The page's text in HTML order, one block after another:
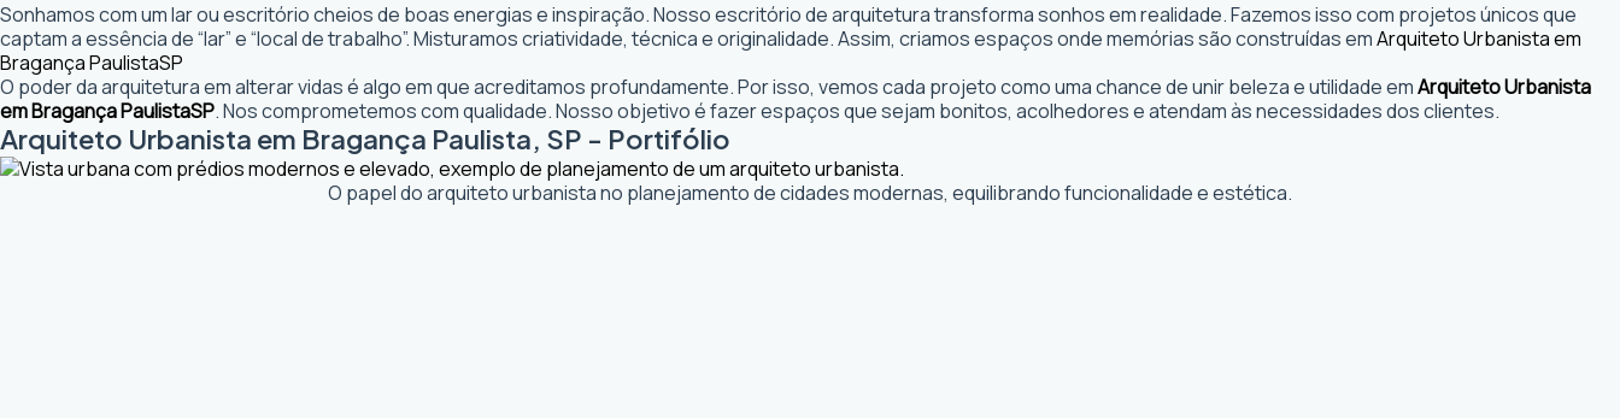
Sonhamos com um lar ou escritório cheios de boas energias e inspiração. Nosso escritório de arquitetura transforma sonhos em realidade. Fazemos isso com projetos únicos que
captam a essência de “lar” e “local de trabalho”. Misturamos criatividade, técnica e originalidade. Assim, criamos espaços onde memórias são construídas emArquiteto Urbanista em
Bragança PaulistaSP
O poder da arquitetura em alterar vidas é algo em que acreditamos profundamente. Por isso, vemos cada projeto como uma chance de unir beleza e utilidade emArquiteto Urbanista
em Bragança PaulistaSP. Nos comprometemos com qualidade. Nosso objetivo é fazer espaços que sejam bonitos, acolhedores e atendam às necessidades dos clientes.
Arquiteto Urbanista em Bragança Paulista, SP - Portifólio
O papel do arquiteto urbanista no planejamento de cidades modernas, equilibrando funcionalidade e estética.